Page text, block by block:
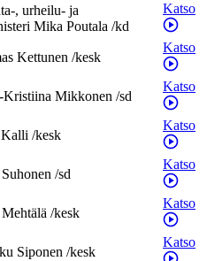
, urheilu- ja
Mika Poutala /kd
Katso
Kettunen /kesk
Katso
Kristiina Mikkonen /sd
Katso
Kalli /kesk
Katso
Suhonen /sd
Katso
Mehtälä /kesk
Katso
Siponen /kesk
Katso